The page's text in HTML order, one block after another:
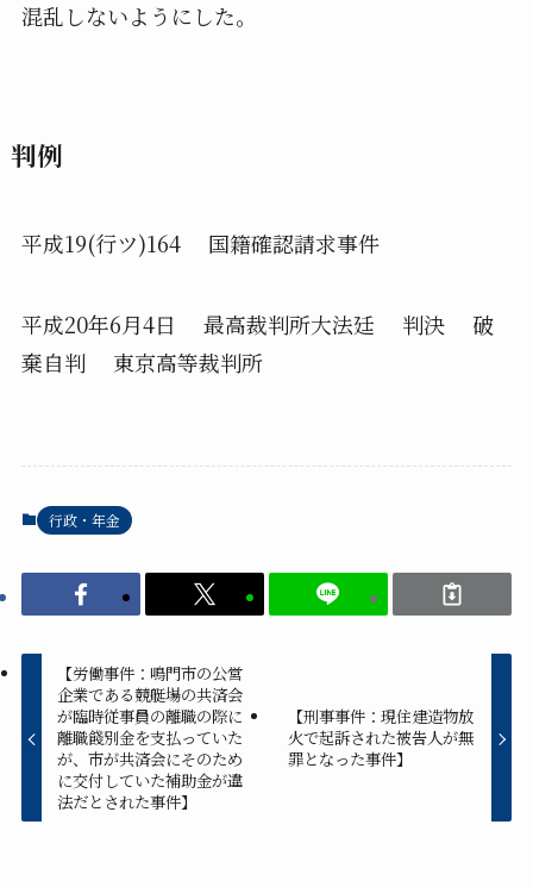
混乱しないようにした。
判例
平成19(行ツ)164 国籍確認請求事件
平成20年6月4日 最高裁判所大法廷 判決 破
棄自判 東京高等裁判所
行政・年金
【労働事件：鳴門市の公営
企業である競艇場の共済会
が臨時従事員の離職の際に
離職餞別金を支払っていた
が、市が共済会にそのため
に交付していた補助金が違
法だとされた事件】
【刑事事件：現住建造物放
火で起訴された被告人が無
罪となった事件】